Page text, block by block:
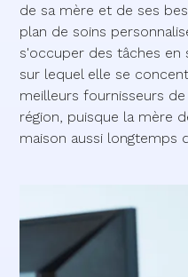
de sa mère et de ses
plan de soins
s'occuper des tâches en
sur lequel elle se
meilleurs fournisseurs
région, puisque la mère
maison aussi longtemps